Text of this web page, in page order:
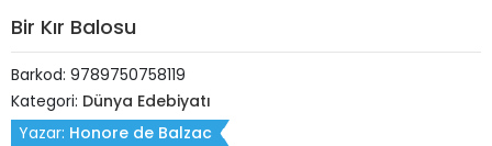
Bir Kır Balosu
Barkod: 9789750758119
Kategori: Dünya Edebiyatı
Yazar: Honore de Balzac